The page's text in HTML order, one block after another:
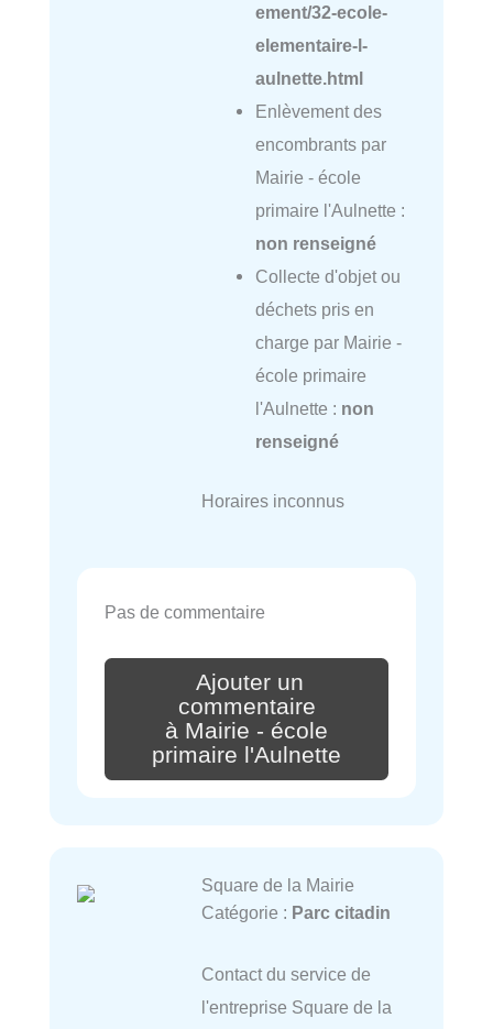
ement/32-ecole-
elementaire-l-
aulnette.html
Enlèvement des
encombrants par
Mairie - école
primaire l'Aulnette :
non renseigné
Collecte d'objet ou
déchets pris en
charge par Mairie -
école primaire
l'Aulnette : non
renseigné
Horaires inconnus
Pas de commentaire
Ajouter un
commentaire
à Mairie - école
primaire l'Aulnette
Square de la Mairie
Catégorie : Parc citadin
Contact du service de
l'entreprise Square de la